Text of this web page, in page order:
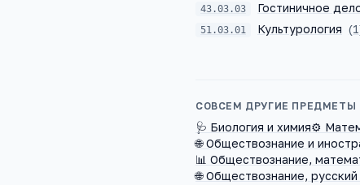
43.03.03 Гостиничное
51.03.01 Культурология (1
СОВСЕМ ДРУГИЕ ПРЕДМЕТЫ
🩺 Биология и химия⚙️
🌐 Обществознание и
📊 Обществознание,
🌐 Обществознание,